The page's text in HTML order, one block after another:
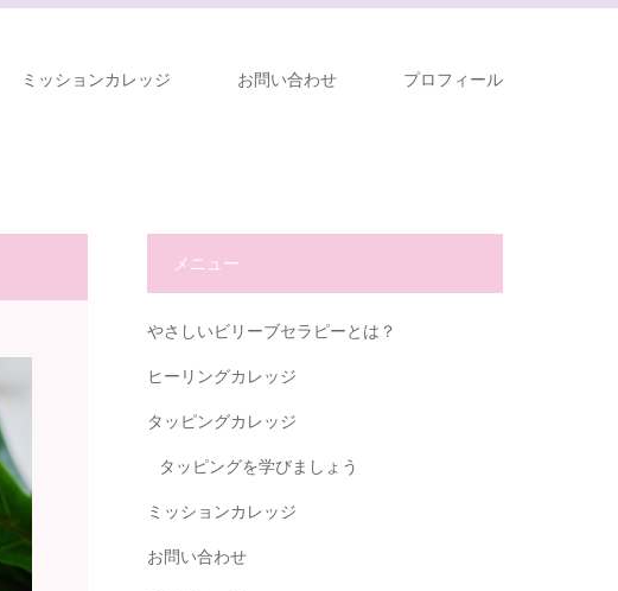
ミッションカレッジ お問い合わせ プロフィール
メニュー
やさしいビリーブセラピーとは？
ヒーリングカレッジ
タッピングカレッジ
タッピングを学びましょう
ミッションカレッジ
お問い合わせ